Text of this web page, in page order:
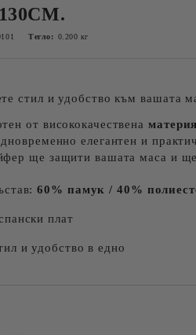
Тегло: 0.200 кг
стил и удобство към вашата
от висококачествена
елегантен и
ще защити вашата маса и
60% памук / 40%
плат
и удобство в едно